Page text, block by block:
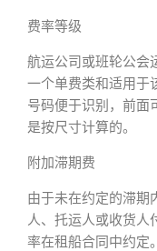
费率等级
航运公司或班轮公会
一个单费类和适用于
号码便于识别，前面
是按尺寸计算的。
附加滞期费
由于未在约定的滞期
人、托运人或收货人
率在租船合同中约定。